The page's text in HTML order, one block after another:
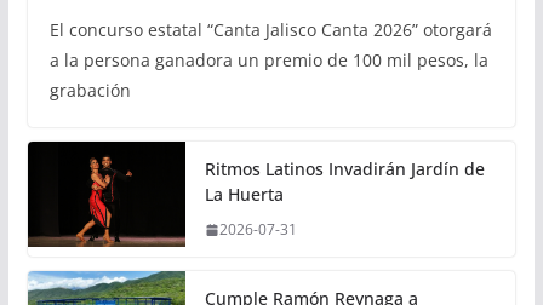
El concurso estatal “Canta Jalisco Canta 2026” otorgará
a la persona ganadora un premio de 100 mil pesos, la
grabación
Ritmos Latinos Invadirán Jardín de
La Huerta
2026-07-31
Cumple Ramón Reynaga a